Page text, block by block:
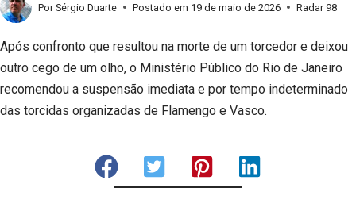
Por Sérgio Duarte Postado em 19 de maio de 2026 Radar 98
Após confronto que resultou na morte de um torcedor e deixou
outro cego de um olho, o Ministério Público do Rio de Janeiro
recomendou a suspensão imediata e por tempo indeterminado
das torcidas organizadas de Flamengo e Vasco.